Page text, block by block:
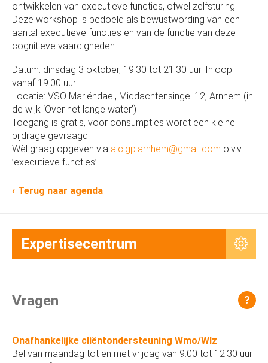
ontwikkelen van executieve functies, ofwel zelfsturing.
Deze workshop is bedoeld als bewustwording van een
aantal executieve functies en van de functie van deze
cognitieve vaardigheden.
Datum: dinsdag 3 oktober, 19.30 tot 21.30 uur. Inloop:
vanaf 19.00 uur.
Locatie: VSO Mariëndael, Middachtensingel 12, Arnhem (in
de wijk ‘Over het lange water’)
Toegang is gratis, voor consumpties wordt een kleine
bijdrage gevraagd.
Wèl graag opgeven via aic.gp.arnhem@gmail.com o.v.v.
’executieve functies’
Terug naar agenda
Expertisecentrum
Vragen ?
Onafhankelijke cliëntondersteuning Wmo/Wlz:
Bel van maandag tot en met vrijdag van 9.00 tot 12.30 uur